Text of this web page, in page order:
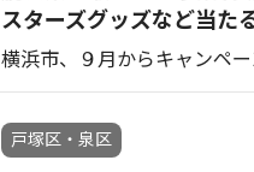
スターズグッズなど当た
横浜市、９月からキャンペー
戸塚区・泉区